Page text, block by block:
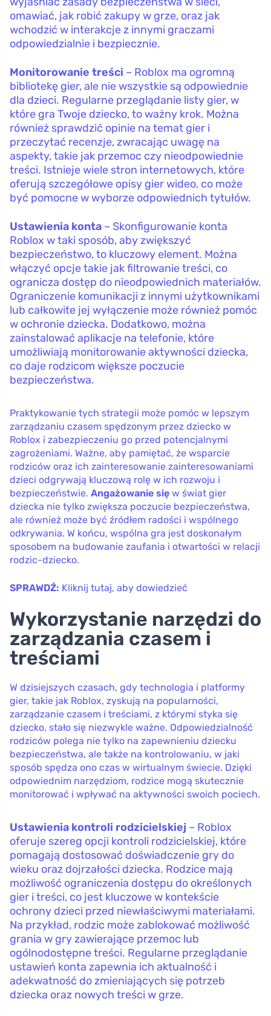
omawiać, jak robić zakupy w grze, oraz jak
wchodzić w interakcje z innymi graczami
odpowiedzialnie i bezpiecznie.
Monitorowanie treści – Roblox ma ogromną
bibliotekę gier, ale nie wszystkie są odpowiednie
dla dzieci. Regularne przeglądanie listy gier, w
które gra Twoje dziecko, to ważny krok. Można
również sprawdzić opinie na temat gier i
przeczytać recenzje, zwracając uwagę na
aspekty, takie jak przemoc czy nieodpowiednie
treści. Istnieje wiele stron internetowych, które
oferują szczegółowe opisy gier wideo, co może
być pomocne w wyborze odpowiednich tytułów.
Ustawienia konta – Skonfigurowanie konta
Roblox w taki sposób, aby zwiększyć
bezpieczeństwo, to kluczowy element. Można
włączyć opcje takie jak filtrowanie treści, co
ogranicza dostęp do nieodpowiednich materiałów.
Ograniczenie komunikacji z innymi użytkownikami
lub całkowite jej wyłączenie może również pomóc
w ochronie dziecka. Dodatkowo, można
zainstalować aplikacje na telefonie, które
umożliwiają monitorowanie aktywności dziecka,
co daje rodzicom większe poczucie
bezpieczeństwa.
Praktykowanie tych strategii może pomóc w lepszym
zarządzaniu czasem spędzonym przez dziecko w
Roblox i zabezpieczeniu go przed potencjalnymi
zagrożeniami. Ważne, aby pamiętać, że wsparcie
rodziców oraz ich zainteresowanie zainteresowaniami
dzieci odgrywają kluczową rolę w ich rozwoju i
bezpieczeństwie. Angażowanie się w świat gier
dziecka nie tylko zwiększa poczucie bezpieczeństwa,
ale również może być źródłem radości i wspólnego
odkrywania. W końcu, wspólna gra jest doskonałym
sposobem na budowanie zaufania i otwartości w relacji
rodzic-dziecko.
SPRAWDŹ: Kliknij tutaj, aby dowiedzieć
Wykorzystanie narzędzi do
zarządzania czasem i
treściami
W dzisiejszych czasach, gdy technologia i platformy
gier, takie jak Roblox, zyskują na popularności,
zarządzanie czasem i treściami, z którymi styka się
dziecko, stało się niezwykle ważne. Odpowiedzialność
rodziców polega nie tylko na zapewnieniu dziecku
bezpieczeństwa, ale także na kontrolowaniu, w jaki
sposób spędza ono czas w wirtualnym świecie. Dzięki
odpowiednim narzędziom, rodzice mogą skutecznie
monitorować i wpływać na aktywności swoich pociech.
Ustawienia kontroli rodzicielskiej – Roblox
oferuje szereg opcji kontroli rodzicielskiej, które
pomagają dostosować doświadczenie gry do
wieku oraz dojrzałości dziecka. Rodzice mają
możliwość ograniczenia dostępu do określonych
gier i treści, co jest kluczowe w kontekście
ochrony dzieci przed niewłaściwymi materiałami.
Na przykład, rodzic może zablokować możliwość
grania w gry zawierające przemoc lub
ogólnodostępne treści. Regularne przeglądanie
ustawień konta zapewnia ich aktualność i
adekwatność do zmieniających się potrzeb
dziecka oraz nowych treści w grze.